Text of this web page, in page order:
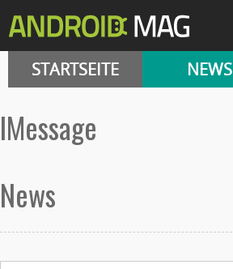
STARTSEITE NEWS
iMessage
News